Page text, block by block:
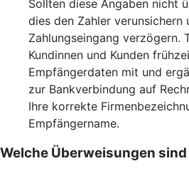
Sollten diese Angaben nicht
dies den Zahler verunsichern
Zahlungseingang verzögern.
Kundinnen und Kunden
Empfängerdaten mit und
zur Bankverbindung auf
Ihre korrekte
Empfängername.
Welche Überweisungen